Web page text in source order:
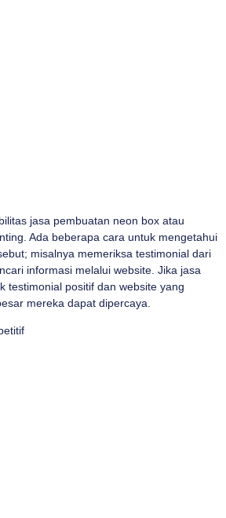
jasa pembuatan neon box atau
Ada beberapa cara untuk mengetahui
misalnya memeriksa testimonial dari
informasi melalui website. Jika jasa
testimonial positif dan website yang
mereka dapat dipercaya.